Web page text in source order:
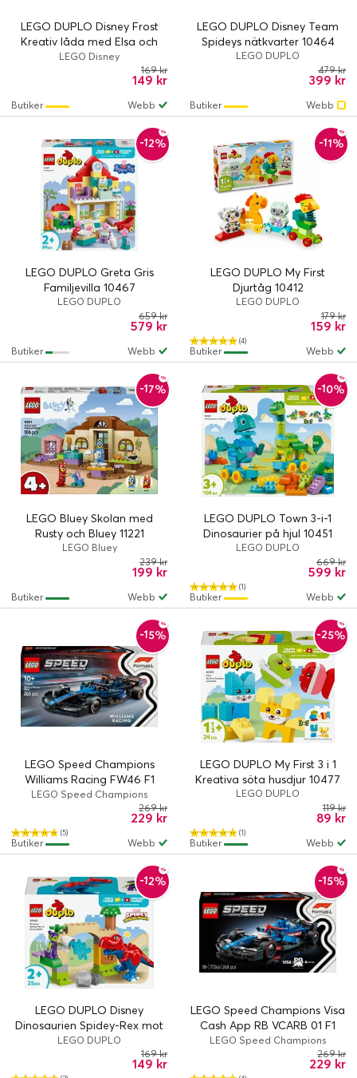
LEGO DUPLO Disney Frost
Kreativ låda med Elsa och
Olof 10462
LEGO Disney
149 kr
169 kr
Webb
Butiker
LEGO DUPLO Disney Team
Spideys nätkvarter 10464
LEGO DUPLO
399 kr
479 kr
Webb
Butiker
-12%
LEGO DUPLO Greta Gris
Familjevilla 10467
LEGO DUPLO
579 kr
659 kr
Webb
Butiker
-11%
LEGO DUPLO My First
Djurtåg 10412
LEGO DUPLO
(4)
159 kr
179 kr
Webb
Butiker
-17%
LEGO Bluey Skolan med
Rusty och Bluey 11221
LEGO Bluey
199 kr
239 kr
Webb
Butiker
-10%
LEGO DUPLO Town 3-i-1
Dinosaurier på hjul 10451
LEGO DUPLO
(1)
599 kr
669 kr
Webb
Butiker
-15%
LEGO Speed Champions
Williams Racing FW46 F1
racerbil 77249
LEGO Speed Champions
(5)
229 kr
269 kr
Webb
Butiker
-25%
LEGO DUPLO My First 3 i 1
Kreativa söta husdjur 10477
LEGO DUPLO
(1)
89 kr
119 kr
Webb
Butiker
-12%
LEGO DUPLO Disney
Dinosaurien Spidey-Rex mot
Green Goblin 10463
LEGO DUPLO
149 kr
169 kr
-15%
LEGO Speed Champions Visa
Cash App RB VCARB 01 F1
racerbil 77246
LEGO Speed Champions
229 kr
269 kr